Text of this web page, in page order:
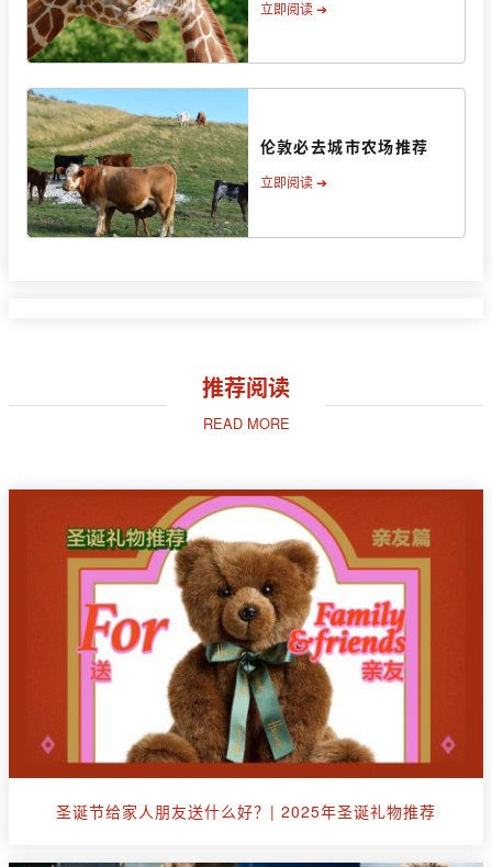
立即阅读 ➔
伦敦必去城市农场推荐
立即阅读 ➔
推荐阅读
READ MORE
圣诞节给家人朋友送什么好？| 2025年圣诞礼物推荐